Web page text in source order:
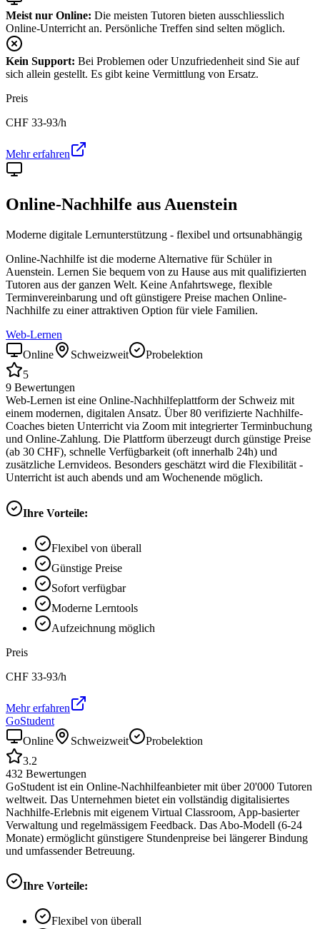
Meist nur Online: Die meisten Tutoren bieten ausschliesslich
Online-Unterricht an. Persönliche Treffen sind selten möglich.
Kein Support: Bei Problemen oder Unzufriedenheit sind Sie auf
sich allein gestellt. Es gibt keine Vermittlung von Ersatz.
Preis
CHF 33-93/h
Mehr erfahren
Online-Nachhilfe ausAuenstein
Moderne digitale Lernunterstützung - flexibel und ortsunabhängig
Online-Nachhilfe ist die moderne Alternative für Schüler in
Auenstein. Lernen Sie bequem von zu Hause aus mit qualifizierten
Tutoren aus der ganzen Welt. Keine Anfahrtswege, flexible
Terminvereinbarung und oft günstigere Preise machen Online-
Nachhilfe zu einer attraktiven Option für viele Familien.
Web-Lernen
Online
Schweizweit
Probelektion
5
9 Bewertungen
Web-Lernen ist eine Online-Nachhilfeplattform der Schweiz mit
einem modernen, digitalen Ansatz. Über 80 verifizierte Nachhilfe-
Coaches bieten Unterricht via Zoom mit integrierter Terminbuchung
und Online-Zahlung. Die Plattform überzeugt durch günstige Preise
(ab 30 CHF), schnelle Verfügbarkeit (oft innerhalb 24h) und
zusätzliche Lernvideos. Besonders geschätzt wird die Flexibilität -
Unterricht ist auch abends und am Wochenende möglich.
Ihre Vorteile:
Flexibel von überall
Günstige Preise
Sofort verfügbar
Moderne Lerntools
Aufzeichnung möglich
Preis
CHF 33-93/h
Mehr erfahren
GoStudent
Online
Schweizweit
Probelektion
3.2
432 Bewertungen
GoStudent ist ein Online-Nachhilfeanbieter mit über 20'000 Tutoren
weltweit. Das Unternehmen bietet ein vollständig digitalisiertes
Nachhilfe-Erlebnis mit eigenem Virtual Classroom, App-basierter
Verwaltung und regelmässigem Feedback. Das Abo-Modell (6-24
Monate) ermöglicht günstigere Stundenpreise bei längerer Bindung
und umfassender Betreuung.
Ihre Vorteile:
Flexibel von überall